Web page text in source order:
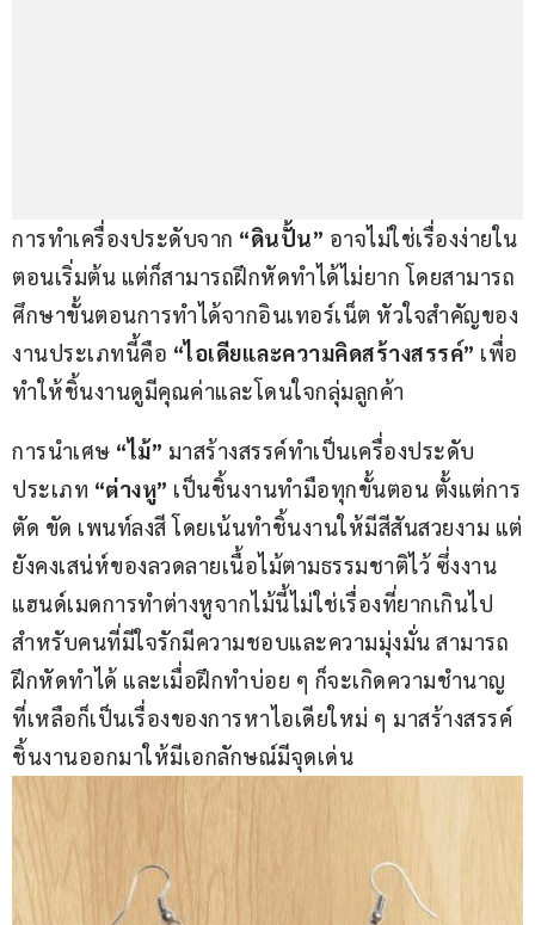
การทำเครื่องประดับจาก “ดินปั้น” อาจไม่ใช่เรื่องง่ายใน
ตอนเริ่มต้น แต่ก็สามารถฝึกหัดทำได้ไม่ยาก โดยสามารถ
ศึกษาขั้นตอนการทำได้จากอินเทอร์เน็ต หัวใจสำคัญของ
งานประเภทนี้คือ “ไอเดียและความคิดสร้างสรรค์” เพื่อ
ทำให้ชิ้นงานดูมีคุณค่าและโดนใจกลุ่มลูกค้า
การนำเศษ “ไม้” มาสร้างสรรค์ทำเป็นเครื่องประดับ
ประเภท “ต่างหู” เป็นชิ้นงานทำมือทุกขั้นตอน ตั้งแต่การ
ตัด ขัด เพนท์ลงสี โดยเน้นทำชิ้นงานให้มีสีสันสวยงาม แต่
ยังคงเสน่ห์ของลวดลายเนื้อไม้ตามธรรมชาติไว้ ซึ่งงาน
แฮนด์เมดการทำต่างหูจากไม้นี้ไม่ใช่เรื่องที่ยากเกินไป
สำหรับคนที่มีใจรักมีความชอบและความมุ่งมั่น สามารถ
ฝึกหัดทำได้ และเมื่อฝึกทำบ่อย ๆ ก็จะเกิดความชำนาญ
ที่เหลือก็เป็นเรื่องของการหาไอเดียใหม่ ๆ มาสร้างสรรค์
ชิ้นงานออกมาให้มีเอกลักษณ์มีจุดเด่น